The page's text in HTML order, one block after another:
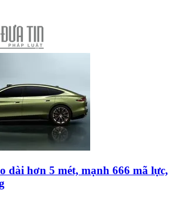
dài hơn 5 mét, mạnh 666 mã lực,